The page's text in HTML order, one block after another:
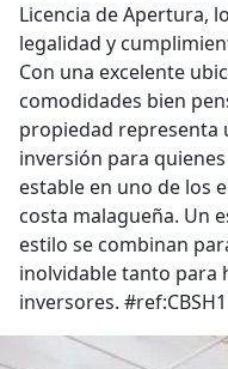
Licencia de Apertura,
legalidad y
Con una excelente
comodidades bien
propiedad representa
inversión para
estable en uno de los
costa malagueña. Un
estilo se combinan
inolvidable tanto para
inversores.